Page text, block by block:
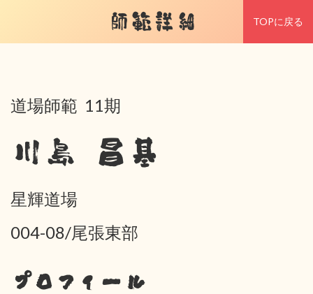
師範詳細 TOPに戻る
道場師範 11期
川島 昌基
星輝道場
004-08/尾張東部
プロフィール